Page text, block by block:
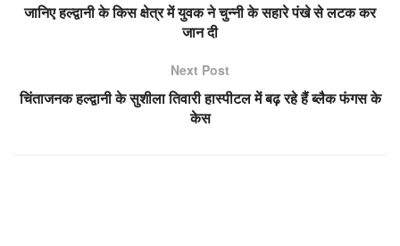
जानिए हल्द्वानी के किस क्षेत्र में युवक ने चुन्नी के सहारे पंखे से लटक कर
जान दी
Next Post
चिंताजनक हल्द्वानी के सुशीला तिवारी हास्पीटल में बढ़ रहे हैं ब्लैक फंगस के
केस